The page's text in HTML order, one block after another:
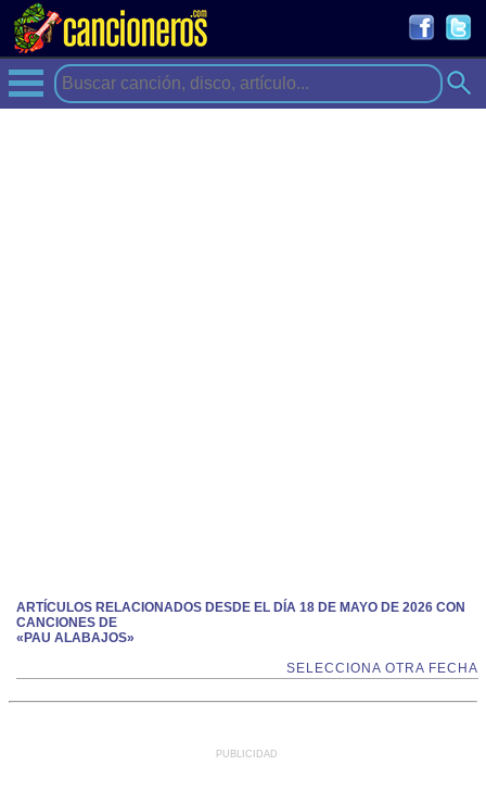
ARTÍCULOS RELACIONADOS DESDE EL DÍA 18 DE MAYO DE 2026 CON
CANCIONES DE
«PAU ALABAJOS»
SELECCIONA OTRA FECHA
PUBLICIDAD